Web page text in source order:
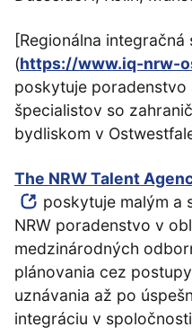
[Regionálna integračná
(https://www.iq-nrw-
poskytuje
špecialistov so
bydliskom v
The NRW Talent
poskytuje malým a
NRW poradenstvo v
medzinárodných
plánovania cez
uznávania až po
integráciu v